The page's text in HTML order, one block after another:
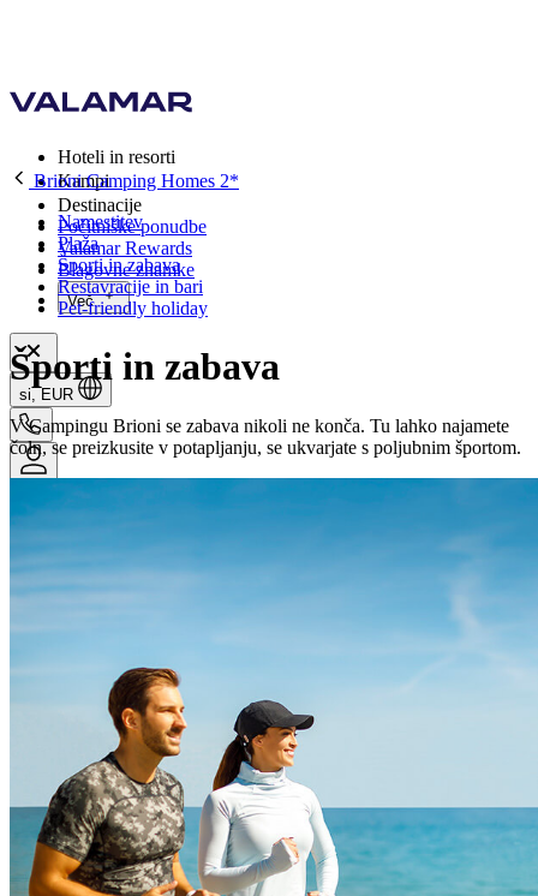
Hoteli in resorti
Kampi
Destinacije
Počitniške ponudbe
Valamar Rewards
Blagovne znamke
Več
si, EUR
Brioni Camping Homes 2*
Namestitev
Plaža
Športi in zabava
Restavracije in bari
Pet-friendly holiday
Športi in zabava
V Campingu Brioni se zabava nikoli ne konča. Tu lahko najamete
čoln, se preizkusite v potapljanju, se ukvarjate s poljubnim športom.